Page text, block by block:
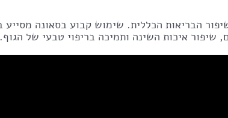
הבריאות הכללית. שימוש קבוע בסאונה
שיפור איכות השינה ותמיכה בריפוי טבעי של הגוף.